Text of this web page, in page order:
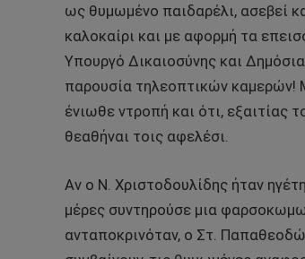
ως θυμωμένο παιδαρέλι, ασεβεί
καλοκαίρι και με αφορμή τα
Υπουργό Δικαιοσύνης και
παρουσία τηλεοπτικών καμερών!
ένιωθε ντροπή και ότι, εξαιτίας
θεαθήναι τοις αφελέσι.
Αν ο Ν. Χριστοδουλίδης ήταν
μέρες συντηρούσε μια
ανταποκρινόταν, ο Στ.